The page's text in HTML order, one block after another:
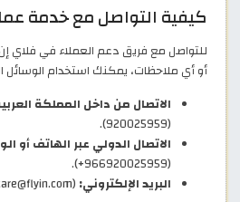
كيفية التواصل مع خدمة
للتواصل مع فريق دعم العملاء في فلاي
أو أي ملاحظات، يمكنك استخدام الوسائل
الاتصال من داخل المملكة
(920025959).
الاتصال الدولي عبر الهاتف أو
(966920025959+).
البريد الإلكتروني: (customercare@flyin.com).